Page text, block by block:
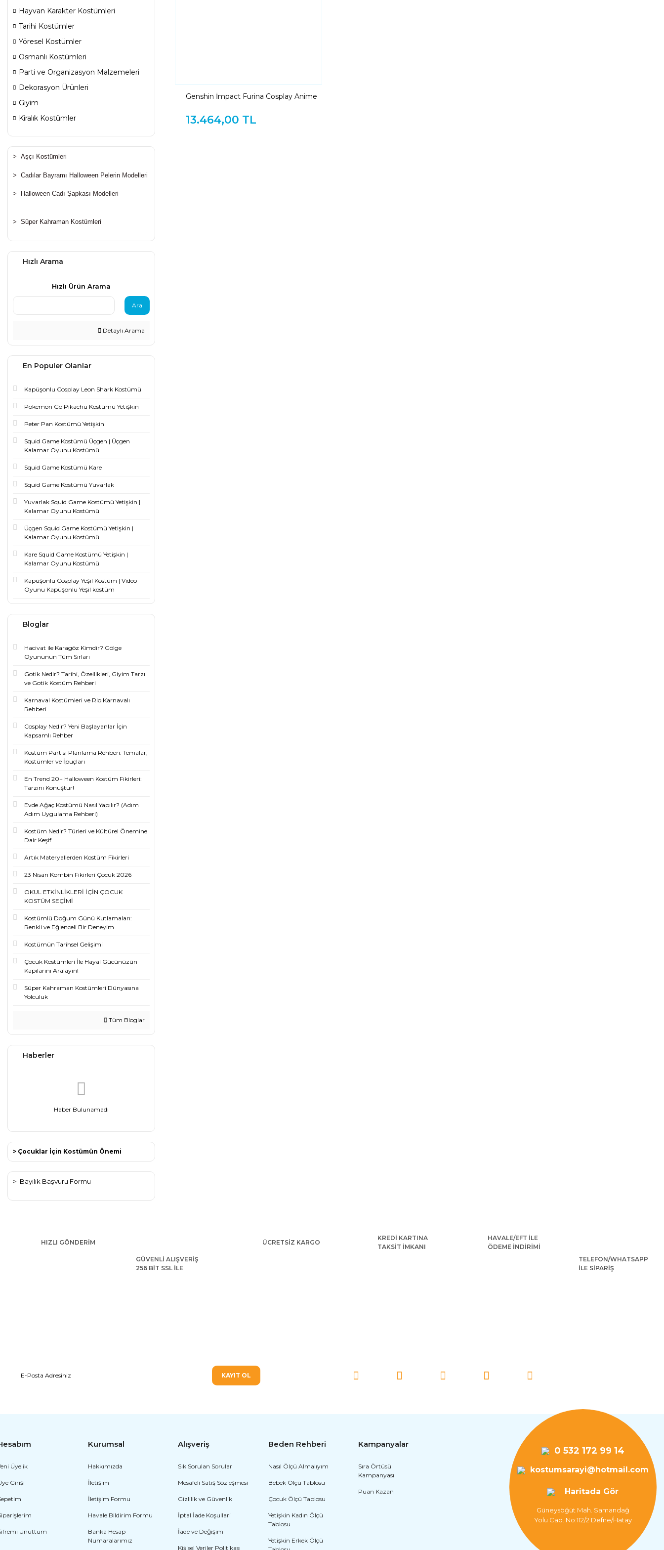
Hayvan Karakter Kostümleri
Tarihi Kostümler
Yöresel Kostümler
Osmanlı Kostümleri
Parti ve Organizasyon Malzemeleri
Dekorasyon Ürünleri
Giyim
Kiralık Kostümler
> Aşçı Kostümleri
> Cadılar Bayramı Halloween Pelerin Modelleri
> Halloween Cadı Şapkası Modelleri
> Süper Kahraman Kostümleri
Hızlı Arama
Hızlı Ürün Arama
Ara
Detaylı Arama
En Populer Olanlar
Kapüşonlu Cosplay Leon Shark Kostümü
Pokemon Go Pikachu Kostümü Yetişkin
Peter Pan Kostümü Yetişkin
Squid Game Kostümü Üçgen | Üçgen
Kalamar Oyunu Kostümü
Squid Game Kostümü Kare
Squid Game Kostümü Yuvarlak
Yuvarlak Squid Game Kostümü Yetişkin |
Kalamar Oyunu Kostümü
Üçgen Squid Game Kostümü Yetişkin |
Kalamar Oyunu Kostümü
Kare Squid Game Kostümü Yetişkin |
Kalamar Oyunu Kostümü
Kapüşonlu Cosplay Yeşil Kostüm | Video
Oyunu Kapüşonlu Yeşil kostüm
Bloglar
Hacivat ile Karagöz Kimdir? Gölge
Oyununun Tüm Sırları
Gotik Nedir? Tarihi, Özellikleri, Giyim Tarzı
ve Gotik Kostüm Rehberi
Karnaval Kostümleri ve Rio Karnavalı
Rehberi
Cosplay Nedir? Yeni Başlayanlar İçin
Kapsamlı Rehber
Kostüm Partisi Planlama Rehberi: Temalar,
Kostümler ve İpuçları
En Trend 20+ Halloween Kostüm Fikirleri:
Tarzını Konuştur!
Evde Ağaç Kostümü Nasıl Yapılır? (Adım
Adım Uygulama Rehberi)
Kostüm Nedir? Türleri ve Kültürel Önemine
Dair Keşif
Artık Materyallerden Kostüm Fikirleri
23 Nisan Kombin Fikirleri Çocuk 2026
OKUL ETKİNLİKLERİ İÇİN ÇOCUK
KOSTÜM SEÇİMİ
Kostümlü Doğum Günü Kutlamaları:
Renkli ve Eğlenceli Bir Deneyim
Kostümün Tarihsel Gelişimi
Çocuk Kostümleri İle Hayal Gücünüzün
Kapılarını Aralayın!
Süper Kahraman Kostümleri Dünyasına
Yolculuk
Tüm Bloglar
Haberler
Haber Bulunamadı
> Çocuklar İçin Kostümün Önemi
> Bayilik Başvuru Formu
Genshin İmpact Furina Cosplay Anime
13.464,00 TL
HIZLI GÖNDERİM
GÜVENLİ ALIŞVERİŞ
256 BİT SSL İLE
ÜCRETSİZ KARGO
KREDİ KARTINA
TAKSİT İMKANI
HAVALE/EFT İLE
ÖDEME İNDİRİMİ
TELEFON/WHATSAPP
İLE SİPARİŞ
KAYIT OL
Üyelik
Girişi
Unuttum
Kurumsal
Hakkımızda
İletişim
İletişim Formu
Havale Bildirim Formu
Banka Hesap
Numaralarımız
Alışveriş
Sık Sorulan Sorular
Mesafeli Satış Sözleşmesi
Gizlilik ve Güvenlik
İptal İade Koşullari
İade ve Değişim
Kişisel Veriler Politikası
Beden Rehberi
Nasıl Ölçü Almalıyım
Bebek Ölçü Tablosu
Çocuk Ölçü Tablosu
Yetişkin Kadın Ölçü
Tablosu
Yetişkin Erkek Ölçü
Kampanyalar
Sıra Örtüsü
Kampanyası
Puan Kazan
0 532 172 99 14
kostumsarayi@hotmail.com
Haritada Gör
Güneysöğüt Mah. Samandağ
Yolu Cad. No:112/2 Defne/Hatay